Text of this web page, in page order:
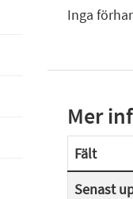
Inga
Mer
Fält
Senast